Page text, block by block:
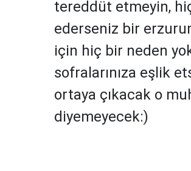
tereddüt etmeyin,
ederseniz bir
için hiç bir neden
sofralarınıza eşlik
ortaya çıkacak o
diyemeyecek:)